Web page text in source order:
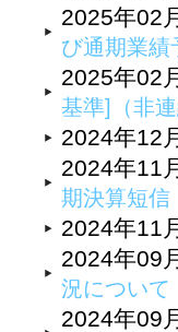
2025年02
び通期業績
2025年02
基準]（非連
2024年12
2024年11
期決算短信
2024年11
2024年09
況について
2024年09